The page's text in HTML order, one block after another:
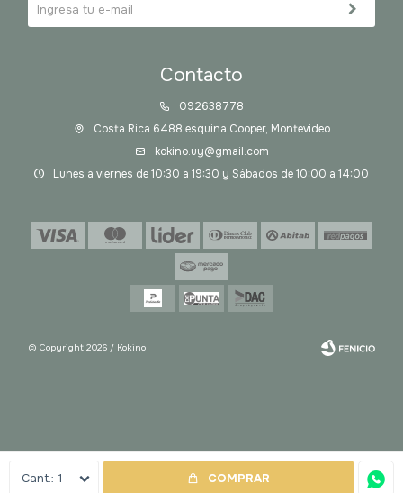
1 COMPRAR
Contacto
092638778
Costa Rica 6488 esquina Cooper, Montevideo
kokino.uy@gmail.com
Lunes a viernes de 10:30 a 19:30 y Sábados de 10:00 a 14:00
© Copyright 2026 / Kokino